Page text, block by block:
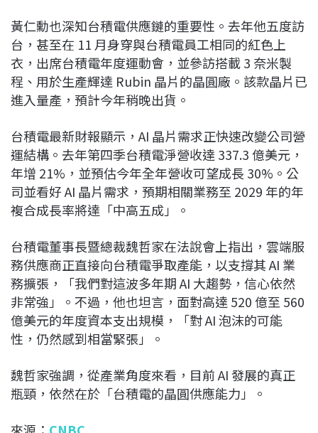
黃仁勳也深知台積電供應鏈的重要性。去年他五度訪
台，甚至在 11 月身穿與台積電員工相同的紅色上
衣，出席台積電年度運動會，並參訪搭載 3 奈米製
程、用於生產輝達 Rubin 晶片的晶圓廠。該款晶片已
進入量產，預計今年稍晚出貨。
台積電最新財報顯示，AI 晶片需求正快速改變公司營
運結構。去年第四季台積電淨營收達 337.3 億美元，
年增 21%，並預估今年全年營收可望成長 30%。公
司並看好 AI 晶片需求，預期相關業務至 2029 年的年
複合成長率將達「中高五成」。
台積電董事長暨總裁魏哲家在法說會上指出，雲端服
務供應商正直接向台積電爭取產能，以支撐其 AI 業
務擴張，「我們對這波多年期 AI 大趨勢，信心依然
非常強」。不過，他也坦言，面對高達 520 億至 560
億美元的年度資本支出規模，「對 AI 泡沫的可能
性，仍然感到相當緊張」。
魏哲家強調，從產業角度來看，目前 AI 發展的真正
瓶頸，依然在於「台積電的晶圓供應能力」。